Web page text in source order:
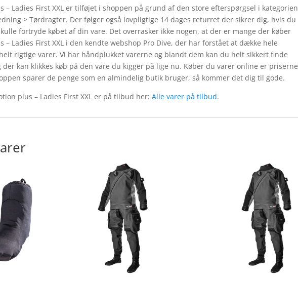
– Ladies First XXL er tilføjet i shoppen på grund af den store efterspørgsel i kategorien
> Tørdragter. Der følger også lovpligtige 14 dages returret der sikrer dig, hvis du
fortryde købet af din vare. Det overrasker ikke nogen, at der er mange der køber
– Ladies First XXL i den kendte webshop Pro Dive, der har forstået at dække hele
rigtige varer. Vi har håndplukket varerne og blandt dem kan du helt sikkert finde
der kan klikkes køb på den vare du kigger på lige nu. Køber du varer online er priserne
sparer de penge som en almindelig butik bruger, så kommer det dig til gode.
plus – Ladies First XXL er på tilbud her:Alle varer på tilbud.